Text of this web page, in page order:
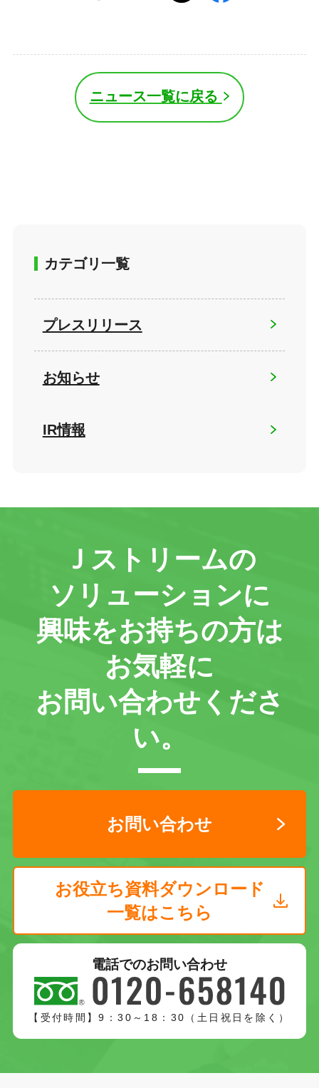
ニュース一覧に戻る
カテゴリ一覧
プレスリリース
お知らせ
IR情報
Ｊストリームの
ソリューションに
興味をお持ちの方は
お気軽に
お問い合わせくださ
い。
お問い合わせ
お役立ち資料ダウンロード
一覧はこちら
電話でのお問い合わせ
【受付時間】9：30～18：30（土日祝日を除く）